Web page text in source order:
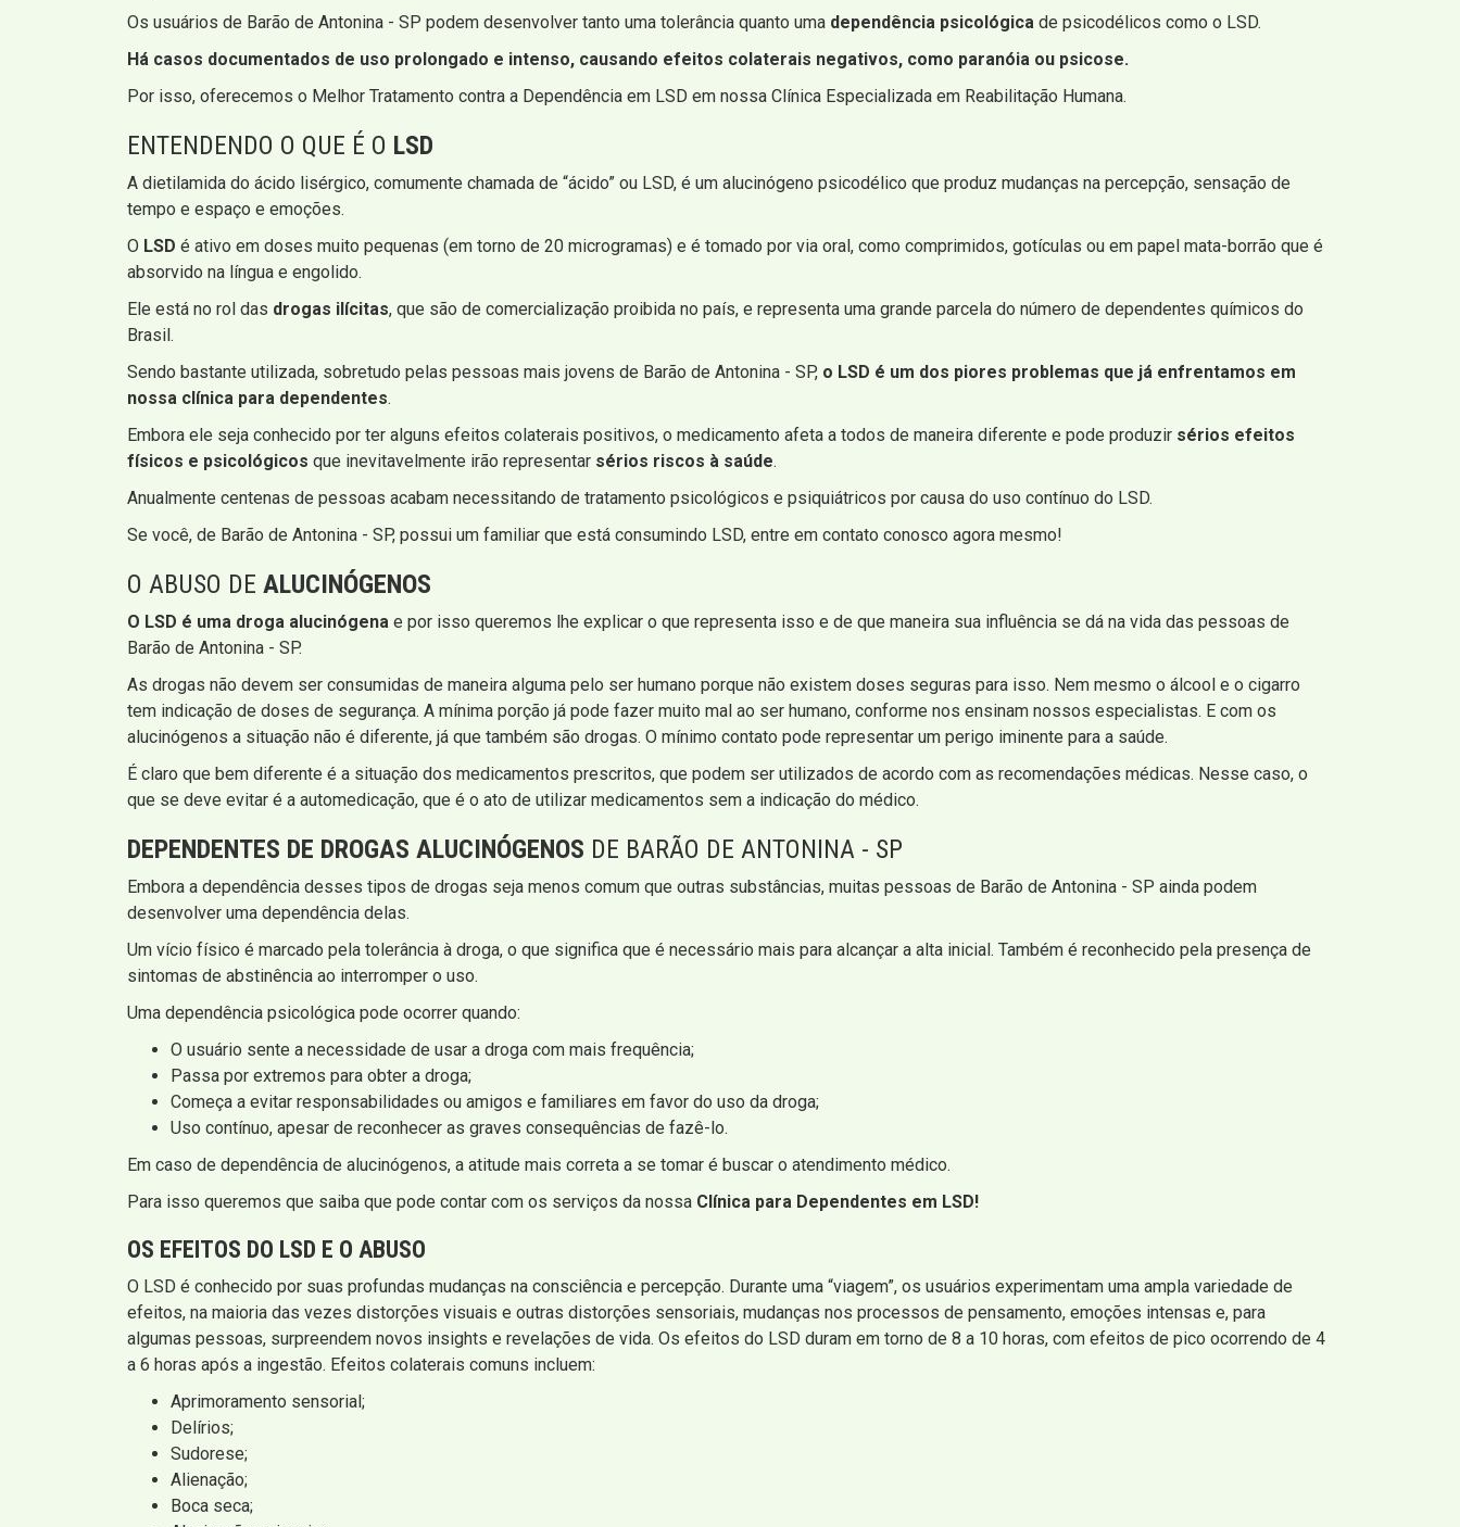
Os usuários de Barão de Antonina - SP podem desenvolver tanto uma tolerância quanto uma dependência psicológica de psicodélicos como o LSD.
Há casos documentados de uso prolongado e intenso, causando efeitos colaterais negativos, como paranóia ou psicose.
Por isso, oferecemos o Melhor Tratamento contra a Dependência em LSD em nossa Clínica Especializada em Reabilitação Humana.
ENTENDENDO O QUE É O LSD
A dietilamida do ácido lisérgico, comumente chamada de “ácido” ou LSD, é um alucinógeno psicodélico que produz mudanças na percepção, sensação de
tempo e espaço e emoções.
O LSD é ativo em doses muito pequenas (em torno de 20 microgramas) e é tomado por via oral, como comprimidos, gotículas ou em papel mata-borrão que é
absorvido na língua e engolido.
Ele está no rol das drogas ilícitas, que são de comercialização proibida no país, e representa uma grande parcela do número de dependentes químicos do
Brasil.
Sendo bastante utilizada, sobretudo pelas pessoas mais jovens de Barão de Antonina - SP, o LSD é um dos piores problemas que já enfrentamos em
nossa clínica para dependentes.
Embora ele seja conhecido por ter alguns efeitos colaterais positivos, o medicamento afeta a todos de maneira diferente e pode produzir sérios efeitos
físicos e psicológicos que inevitavelmente irão representar sérios riscos à saúde.
Anualmente centenas de pessoas acabam necessitando de tratamento psicológicos e psiquiátricos por causa do uso contínuo do LSD.
Se você, de Barão de Antonina - SP, possui um familiar que está consumindo LSD, entre em contato conosco agora mesmo!
O ABUSO DE ALUCINÓGENOS
O LSD é uma droga alucinógena e por isso queremos lhe explicar o que representa isso e de que maneira sua influência se dá na vida das pessoas de
Barão de Antonina - SP.
As drogas não devem ser consumidas de maneira alguma pelo ser humano porque não existem doses seguras para isso. Nem mesmo o álcool e o cigarro
tem indicação de doses de segurança. A mínima porção já pode fazer muito mal ao ser humano, conforme nos ensinam nossos especialistas. E com os
alucinógenos a situação não é diferente, já que também são drogas. O mínimo contato pode representar um perigo iminente para a saúde.
É claro que bem diferente é a situação dos medicamentos prescritos, que podem ser utilizados de acordo com as recomendações médicas. Nesse caso, o
que se deve evitar é a automedicação, que é o ato de utilizar medicamentos sem a indicação do médico.
DEPENDENTES DE DROGAS ALUCINÓGENOS DE BARÃO DE ANTONINA - SP
Embora a dependência desses tipos de drogas seja menos comum que outras substâncias, muitas pessoas de Barão de Antonina - SP ainda podem
desenvolver uma dependência delas.
Um vício físico é marcado pela tolerância à droga, o que significa que é necessário mais para alcançar a alta inicial. Também é reconhecido pela presença de
sintomas de abstinência ao interromper o uso.
Uma dependência psicológica pode ocorrer quando:
O usuário sente a necessidade de usar a droga com mais frequência;
Passa por extremos para obter a droga;
Começa a evitar responsabilidades ou amigos e familiares em favor do uso da droga;
Uso contínuo, apesar de reconhecer as graves consequências de fazê-lo.
Em caso de dependência de alucinógenos, a atitude mais correta a se tomar é buscar o atendimento médico.
Para isso queremos que saiba que pode contar com os serviços da nossa Clínica para Dependentes em LSD!
OS EFEITOS DO LSD E O ABUSO
O LSD é conhecido por suas profundas mudanças na consciência e percepção. Durante uma “viagem”, os usuários experimentam uma ampla variedade de
efeitos, na maioria das vezes distorções visuais e outras distorções sensoriais, mudanças nos processos de pensamento, emoções intensas e, para
algumas pessoas, surpreendem novos insights e revelações de vida. Os efeitos do LSD duram em torno de 8 a 10 horas, com efeitos de pico ocorrendo de 4
a 6 horas após a ingestão. Efeitos colaterais comuns incluem:
Aprimoramento sensorial;
Delírios;
Sudorese;
Alienação;
Boca seca;